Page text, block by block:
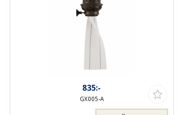
835:-
GX005-A